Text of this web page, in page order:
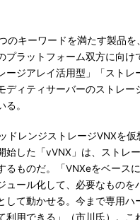
のキーワードを満たす製品を
プラットフォーム双方に向け
ージアレイ活用型」「ストレ
ディティサーバーのストレー
。
ドレンジストレージVNXを仮
始した「vVNX」は、ストレ
るものだ。「VNXeをベース
ュール化して、必要なものを
して動かせる。今まで専用ハ
利用できる」（市川氏）。こ